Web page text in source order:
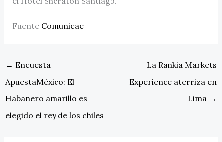
Fuente Comunicae
← Encuesta
ApuestaMéxico: El
Habanero amarillo es
elegido el rey de los chiles
La Rankia Markets
Experience aterriza en
Lima →